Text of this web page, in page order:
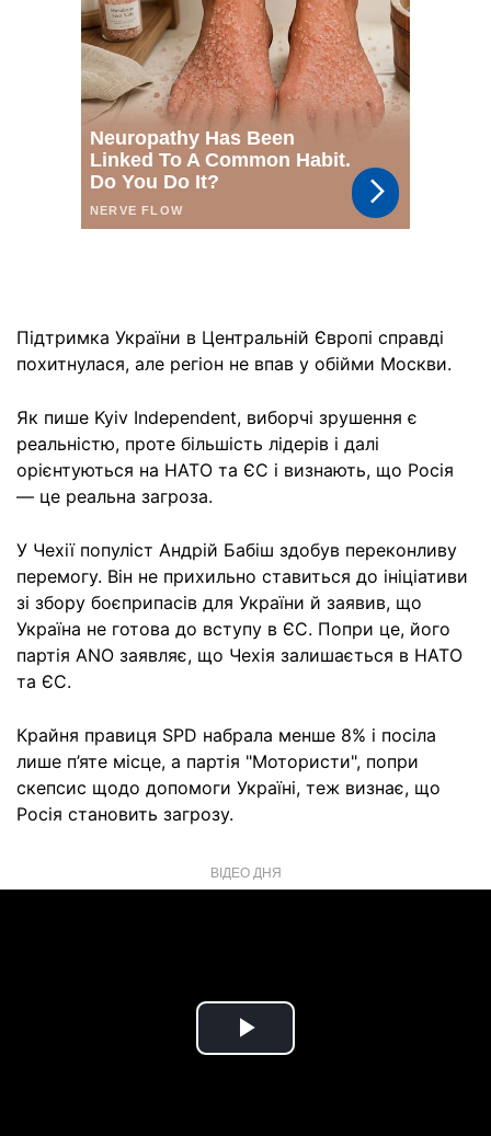
Підтримка України в Центральній Європі справді
похитнулася, але регіон не впав у обійми Москви.
Як пише Kyiv Independent, виборчі зрушення є
реальністю, проте більшість лідерів і далі
орієнтуються на НАТО та ЄС і визнають, що Росія
— це реальна загроза.
У Чехії популіст Андрій Бабіш здобув переконливу
перемогу. Він не прихильно ставиться до ініціативи
зі збору боєприпасів для України й заявив, що
Україна не готова до вступу в ЄС. Попри це, його
партія ANO заявляє, що Чехія залишається в НАТО
та ЄС.
Крайня правиця SPD набрала менше 8% і посіла
лише п’яте місце, а партія "Мотористи", попри
скепсис щодо допомоги Україні, теж визнає, що
Росія становить загрозу.
ВІДЕО ДНЯ
Play